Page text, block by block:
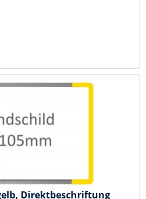
Direktbeschriftung